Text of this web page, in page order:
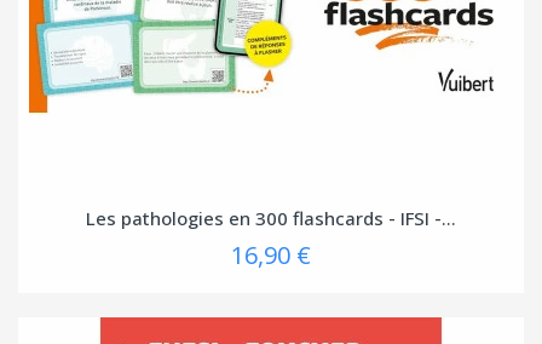
Les pathologies en 300 flashcards - IFSI -...
16,90 €